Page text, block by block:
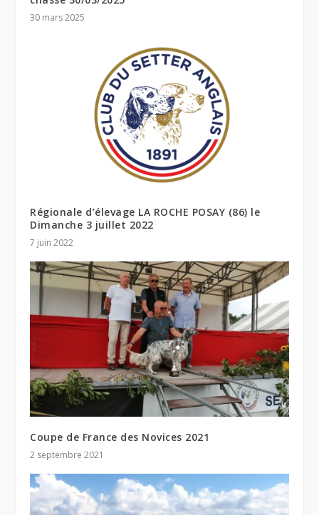
30 mars 2025
Régionale d’élevage LA ROCHE POSAY (86) le
Dimanche 3 juillet 2022
7 juin 2022
Coupe de France des Novices 2021
2 septembre 2021